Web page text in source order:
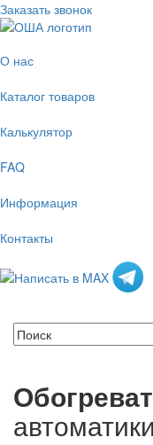
Заказать звонок
О нас
Каталог товаров
Калькулятор
FAQ
Информация
Контакты
автоматики